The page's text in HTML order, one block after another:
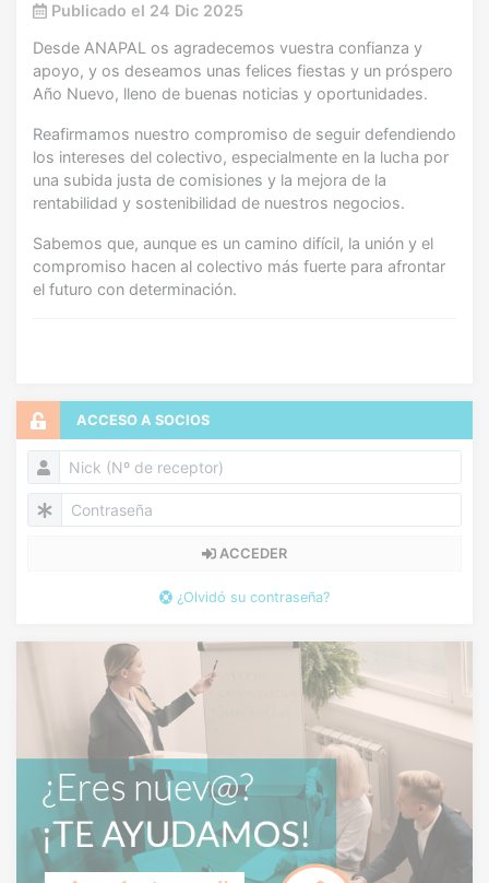
Publicado el 24 Dic 2025
Desde ANAPAL os agradecemos vuestra confianza y
apoyo, y os deseamos unas felices fiestas y un próspero
Año Nuevo, lleno de buenas noticias y oportunidades.
Reafirmamos nuestro compromiso de seguir defendiendo
los intereses del colectivo, especialmente en la lucha por
una subida justa de comisiones y la mejora de la
rentabilidad y sostenibilidad de nuestros negocios.
Sabemos que, aunque es un camino difícil, la unión y el
compromiso hacen al colectivo más fuerte para afrontar
el futuro con determinación.
ACCESO A SOCIOS
ACCEDER
¿Olvidó su contraseña?